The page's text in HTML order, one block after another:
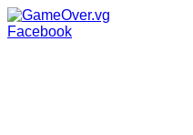
Facebook